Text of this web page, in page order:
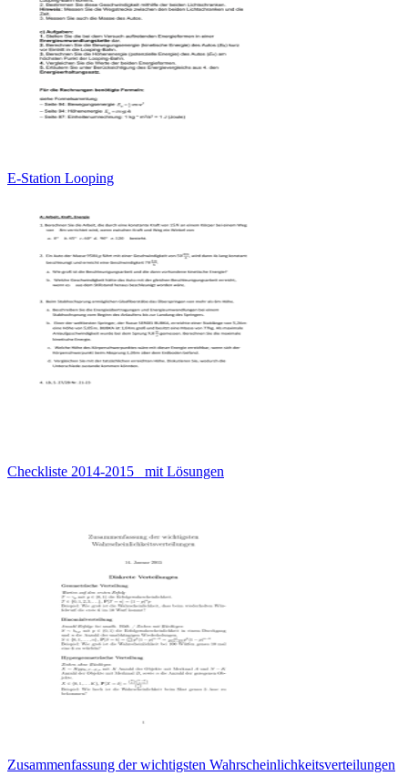
E-Station Looping
Checkliste 2014-2015 _mit Lösungen
Zusammenfassung der wichtigsten Wahrscheinlichkeitsverteilungen